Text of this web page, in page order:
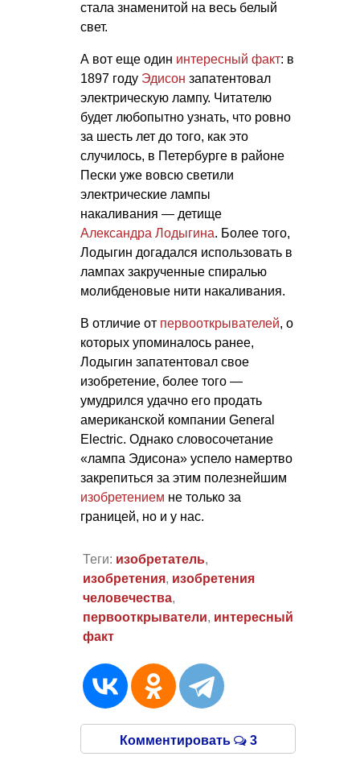
стала знаменитой на весь белый
свет.
А вот еще один интересный факт: в
1897 году Эдисон запатентовал
электрическую лампу. Читателю
будет любопытно узнать, что ровно
за шесть лет до того, как это
случилось, в Петербурге в районе
Пески уже вовсю светили
электрические лампы
накаливания — детище
Александра Лодыгина. Более того,
Лодыгин догадался использовать в
лампах закрученные спиралью
молибденовые нити накаливания.
В отличие от первооткрывателей, о
которых упоминалось ранее,
Лодыгин запатентовал свое
изобретение, более того —
умудрился удачно его продать
американской компании General
Eleсtric. Однако словосочетание
«лампа Эдисона» успело намертво
закрепиться за этим полезнейшим
изобретением не только за
границей, но и у нас.
Теги: изобретатель,
изобретения, изобретения
человечества,
первооткрыватели, интересный
факт
Комментировать 3